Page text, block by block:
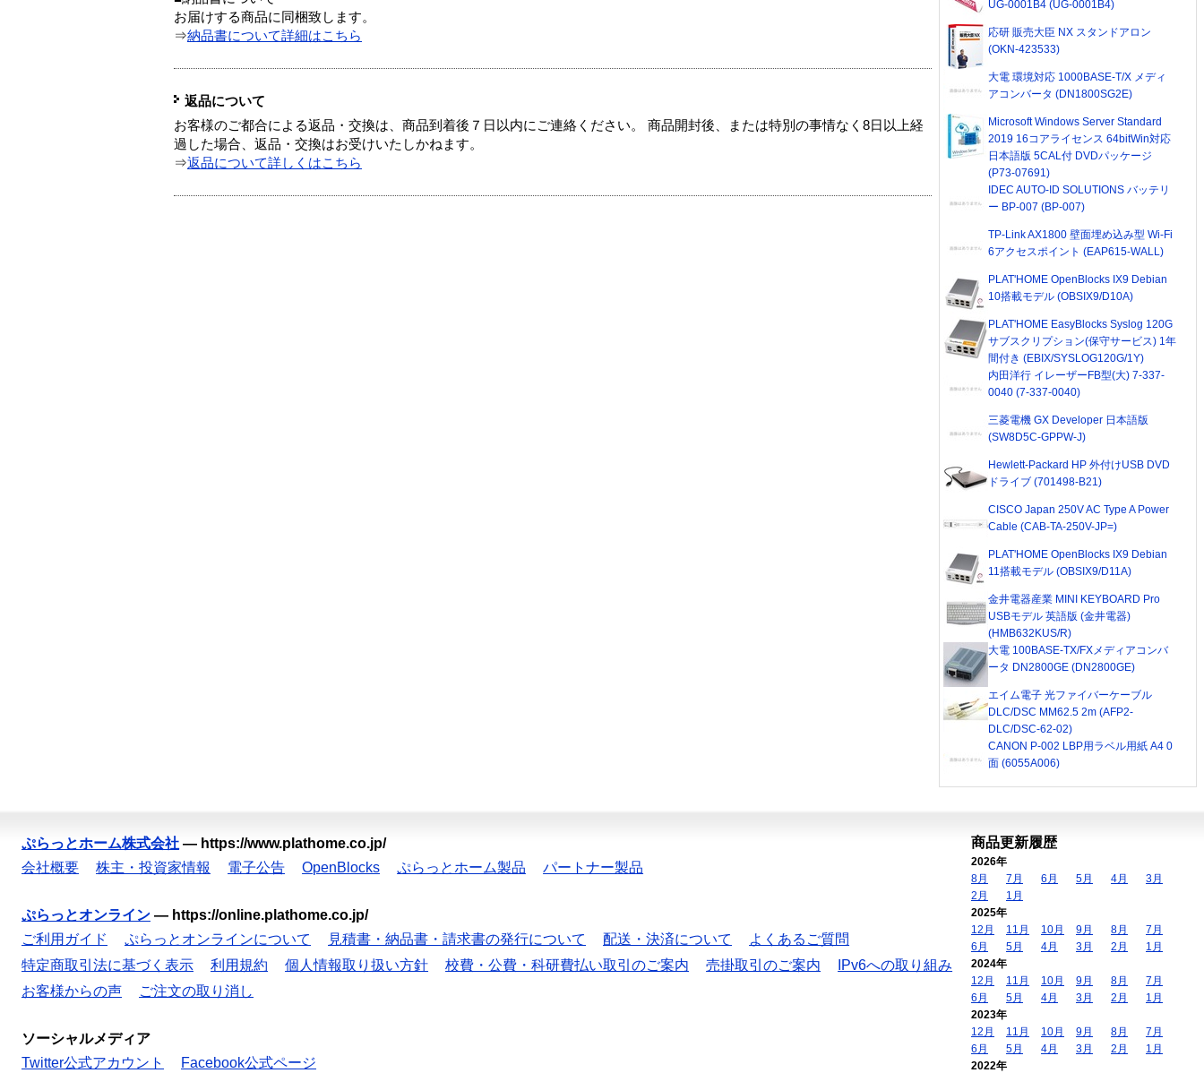
お届けする商品に同梱致します。
⇒納品書について詳細はこちら
返品について
お客様のご都合による返品・交換は、商品到着後７日以内にご連絡ください。 商品開封後、または特別の事情なく8日以上経
過した場合、返品・交換はお受けいたしかねます。
⇒返品について詳しくはこちら
UG-0001B4 (UG-0001B4)
応研 販売大臣 NX スタンドアロン
(OKN-423533)
大電 環境対応 1000BASE-T/X メディ
アコンバータ (DN1800SG2E)
Microsoft Windows Server Standard
2019 16コアライセンス 64bitWin対応
日本語版 5CAL付 DVDパッケージ
(P73-07691)
IDEC AUTO-ID SOLUTIONS バッテリ
ー BP-007 (BP-007)
TP-Link AX1800 壁面埋め込み型 Wi-Fi
6アクセスポイント (EAP615-WALL)
PLAT'HOME OpenBlocks IX9 Debian
10搭載モデル (OBSIX9/D10A)
PLAT'HOME EasyBlocks Syslog 120G
サブスクリプション(保守サービス) 1年
間付き (EBIX/SYSLOG120G/1Y)
内田洋行 イレーザーFB型(大) 7-337-
0040 (7-337-0040)
三菱電機 GX Developer 日本語版
(SW8D5C-GPPW-J)
Hewlett-Packard HP 外付けUSB DVD
ドライブ (701498-B21)
CISCO Japan 250V AC Type A Power
Cable (CAB-TA-250V-JP=)
PLAT'HOME OpenBlocks IX9 Debian
11搭載モデル (OBSIX9/D11A)
金井電器産業 MINI KEYBOARD Pro
USBモデル 英語版 (金井電器)
(HMB632KUS/R)
大電 100BASE-TX/FXメディアコンバ
ータ DN2800GE (DN2800GE)
エイム電子 光ファイバーケーブル
DLC/DSC MM62.5 2m (AFP2-
DLC/DSC-62-02)
CANON P-002 LBP用ラベル用紙 A4 0
面 (6055A006)
ぷらっとホーム株式会社 — https://www.plathome.co.jp/
会社概要
株主・投資家情報 電子公告 OpenBlocks ぷらっとホーム製品 パートナー製品
ぷらっとオンライン — https://online.plathome.co.jp/
ご利用ガイド
ぷらっとオンラインについて 見積書・納品書・請求書の発行について 配送・決済について
よくあるご質問
特定商取引法に基づく表示
利用規約 個人情報取り扱い方針 校費・公費・科研費払い取引のご案内 売掛取引のご案内
IPv6への取り組み
お客様からの声
ご注文の取り消し
ソーシャルメディア
Twitter公式アカウント
Facebook公式ページ
商品更新履歴
2026年
8月
7月 6月 5月 4月
3月
2月
1月
2025年
12月
11月 10月 9月 8月
7月
6月
5月 4月 3月 2月
1月
2024年
12月
11月 10月 9月 8月
7月
6月
5月 4月 3月 2月
1月
2023年
12月
11月 10月 9月 8月
7月
6月
5月 4月 3月 2月
1月
2022年